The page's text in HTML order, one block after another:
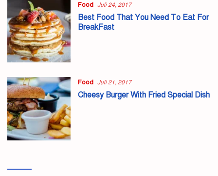
Food Juli 24, 2017
Best Food That You Need To Eat For
BreakFast
Food Juli 21, 2017
Cheesy Burger With Fried Special Dish